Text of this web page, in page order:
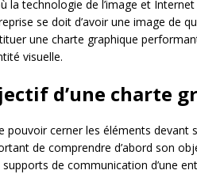
la technologie de l’image et
se doit d’avoir une image de
une charte graphique
visuelle.
d’une charte
pouvoir cerner les éléments devant
de comprendre d’abord son
de communication d’une